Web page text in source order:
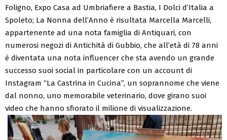
Foligno, Expo Casa ad Umbriafiere a Bastia, I Dolci d’Italia a
Spoleto; La Nonna dell’Anno è risultata Marcella Marcelli,
appartenente ad una nota famiglia di Antiquari, con
numerosi negozi di Antichità di Gubbio, che all’età di 78 anni
è diventata una nota influencer che sta avendo un grande
successo suoi social in particolare con un account di
Instagram “La Castrina in Cucina”, un soprannome che viene
dal nonno, uno memorabile veterinario, dove girano suoi
video che hanno sfiorato il milione di visualizzazione.